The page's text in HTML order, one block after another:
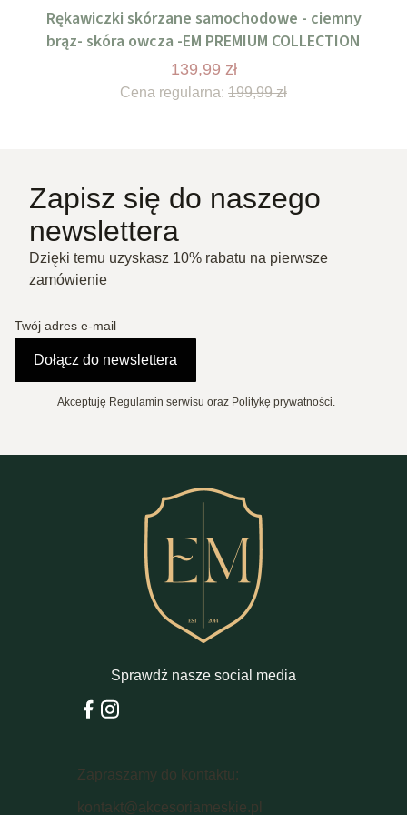
Rękawiczki skórzane samochodowe - ciemny
brąz- skóra owcza -EM PREMIUM COLLECTION
139,99 zł
Cena regularna: 199,99 zł
Zapisz się do naszego
newslettera
Dzięki temu uzyskasz 10% rabatu na pierwsze
zamówienie
Twój adres e-mail
Dołącz do newslettera
Akceptuję Regulamin serwisu oraz Politykę prywatności.
Sprawdź nasze social media
Zapraszamy do kontaktu:
kontakt@akcesoriameskie.pl